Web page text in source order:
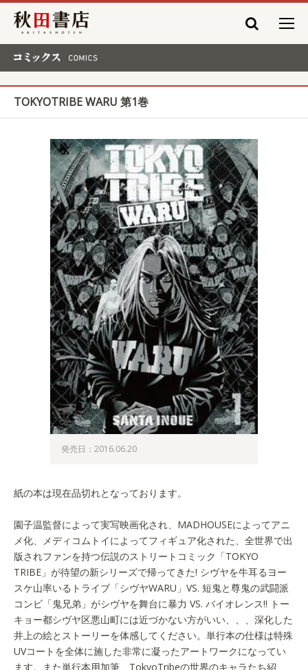
秋田書店
TOKYOTRIBE WARU 第1巻
発売日：2016.06.20
紙の本は現在品切れとなっております。
園子温監督によって実写映画化され、MADHOUSEによってアニ
メ化、メディコムトイによってフィギュア化された、全世界で出
版されファンを持つ伝説のストリートコミック「TOKYO
TRIBE」が待望の新シリーズで帰ってきた! シヴヤを牛耳るヨー
スケ山率いるトライブ「シヴヤWARU」VS. 短鬼と尊鬼の武闘派
コンビ「鬼兄弟」がシヴヤを舞台に暴力 VS. バイオレンス!! トー
キョー都シヴヤ区悪山町には近づかない方がいい、、、深化した
井上の絵とストーリーを体感してください。単行本の仕様は特殊
UVコートを全体に施した非常に凝ったアートワークになってい
ます。また単行本用加筆、TokyoTribeの世界のキャラたち紹